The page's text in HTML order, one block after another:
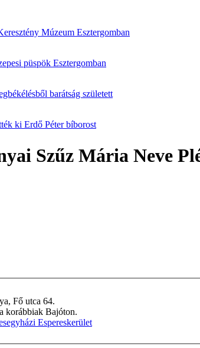
Múzeum Esztergomban
püspök Esztergomban
barátság született
ki Erdő Péter bíborost
Szűz Mária Neve
Fő utca 64.
től, a korábbiak Bajóton.
Espereskerület